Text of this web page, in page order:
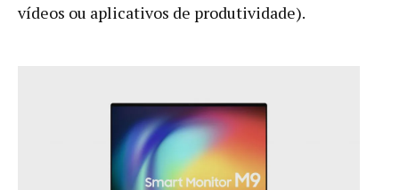
vídeos ou aplicativos de produtividade).